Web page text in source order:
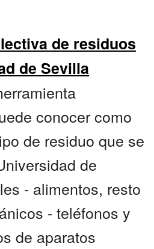
de residuos
de Sevilla
conocer como
de residuo que se
de
- alimentos, resto
- teléfonos y
de aparatos